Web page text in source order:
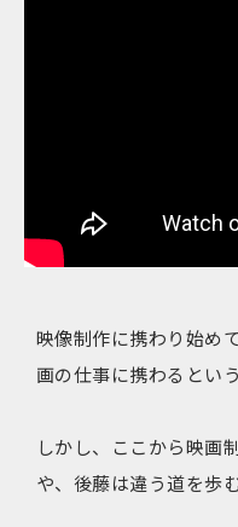
映像制作に携わり始め
画の仕事に携わるとい
しかし、ここから映画
や、後藤は違う道を歩